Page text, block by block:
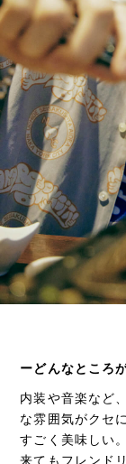
ーどんなところ
内装や音楽など
な雰囲気がクセ
すごく美味しい
来てもフレンド